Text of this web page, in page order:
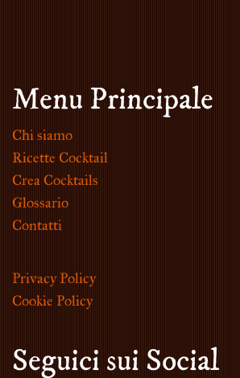
Menu Principale
Chi siamo
Ricette Cocktail
Crea Cocktails
Glossario
Contatti
Privacy Policy
Cookie Policy
Seguici sui Social